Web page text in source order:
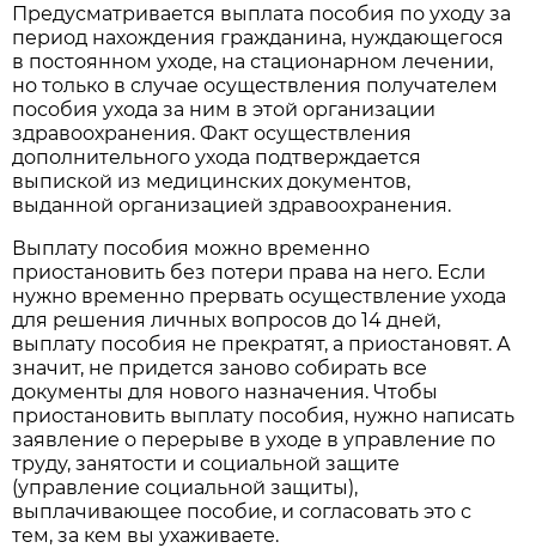
Предусматривается выплата пособия по уходу за
период нахождения гражданина, нуждающегося
в постоянном уходе, на стационарном лечении,
но только в случае осуществления получателем
пособия ухода за ним в этой организации
здравоохранения. Факт осуществления
дополнительного ухода подтверждается
выпиской из медицинских документов,
выданной организацией здравоохранения.
Выплату пособия можно временно
приостановить без потери права на него. Если
нужно временно прервать осуществление ухода
для решения личных вопросов до 14 дней,
выплату пособия не прекратят, а приостановят. А
значит, не придется заново собирать все
документы для нового назначения. Чтобы
приостановить выплату пособия, нужно написать
заявление о перерыве в уходе в управление по
труду, занятости и социальной защите
(управление социальной защиты),
выплачивающее пособие, и согласовать это с
тем, за кем вы ухаживаете.